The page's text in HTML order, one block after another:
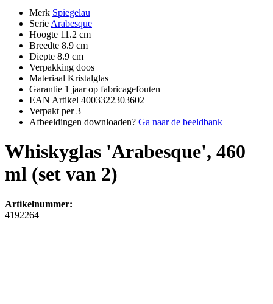
Merk Spiegelau
Serie Arabesque
Hoogte 11.2 cm
Breedte 8.9 cm
Diepte 8.9 cm
Verpakking doos
Materiaal Kristalglas
Garantie 1 jaar op fabricagefouten
EAN Artikel 4003322303602
Verpakt per 3
Afbeeldingen downloaden? Ga naar de beeldbank
Whiskyglas 'Arabesque', 460
ml (set van 2)
Artikelnummer:
4192264